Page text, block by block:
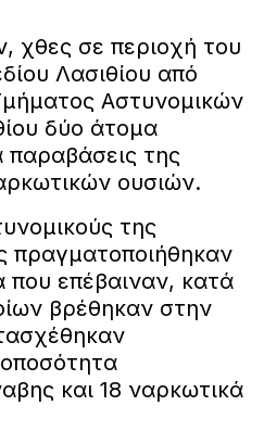
χθες σε περιοχή του
Λασιθίου από
Αστυνομικών
δύο άτομα
παραβάσεις της
ουσιών.
της
πραγματοποιήθηκαν
που επέβαιναν, κατά
βρέθηκαν στην
και 18 ναρκωτικά